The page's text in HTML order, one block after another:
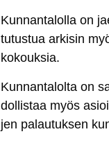
Kun­nan­ta­lol­la on
tu­tus­tua ar­ki­sin
ko­kouk­sia.
Kun­nan­ta­lol­ta on
dol­lis­taa myös
jen pa­lau­tuk­sen